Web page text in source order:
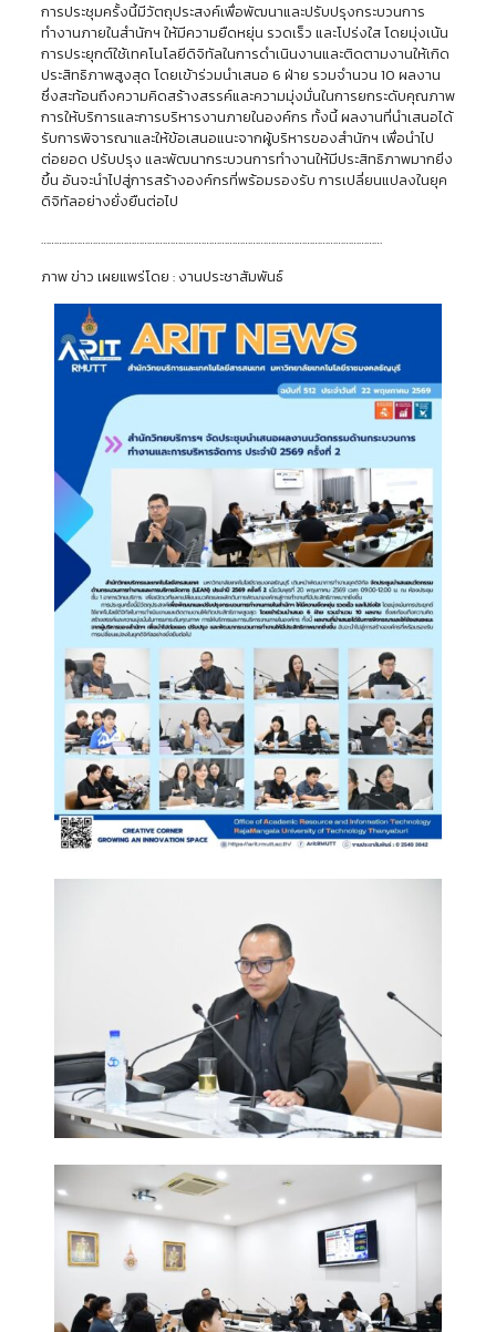
การประชุมครั้งนี้มีวัตถุประสงค์เพื่อพัฒนาและปรับปรุงกระบวนการ
ทำงานภายในสำนักฯ ให้มีความยืดหยุ่น รวดเร็ว และโปร่งใสโดยมุ่งเน้น
การประยุกต์ใช้เทคโนโลยีดิจิทัลในการดำเนินงานและติดตามงานให้เกิด
ประสิทธิภาพสูงสุด โดยเข้าร่วมนำเสนอ 6 ฝ่าย รวมจำนวน 10 ผลงาน
ซึ่งสะท้อนถึงความคิดสร้างสรรค์และความมุ่งมั่นในการยกระดับคุณภาพ
การให้บริการและการบริหารงานภายในองค์กร ทั้งนี้ผลงานที่นำเสนอได้
รับการพิจารณาและให้ข้อเสนอแนะจากผู้บริหารของสำนักฯ เพื่อนำไป
ต่อยอด ปรับปรุง และพัฒนากระบวนการทำงานให้มีประสิทธิภาพมากยิ่ง
ขึ้น อันจะนำไปสู่การสร้างองค์กรที่พร้อมรองรับ การเปลี่ยนแปลงในยุค
ดิจิทัลอย่างยั่งยืนต่อไป
……………………………………………………………………………………………………………………
ภาพ ข่าว เผยแพร่โดย : งานประชาสัมพันธ์